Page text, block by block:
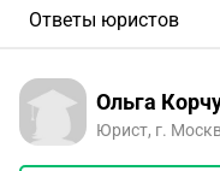
20 лет, нашла себе
этих вопросах не
разобраться.
Ответы юристов
Ольга
Юрист, г.